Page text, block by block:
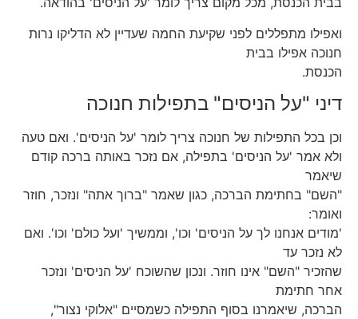
ואפילו מתפללים לפני שקיעת החמה שעדיין לא הדליקו נרות
חנוכה אפילו בבית
הכנסת.
דיני "על הניסים" בתפילות חנוכה
וכן בכל התפילות של חנוכה צריך לומר 'על הניסים'. ואם טעה
ולא אמר 'על הניסים' בתפילה, אם נזכר באותה ברכה קודם
שיאמר
"השם" בחתימת הברכה, כגון שאמר "ברוך אתה" ונזכר, חוזר
ואומר:
'מודים אנחנו לך על הניסים' וכו', וממשיך 'ועל כולם' וכו'. ואם
לא נזכר עד
שהזכיר "השם" אינו חוזר. ונכון שהשוכח 'על הניסים' ונזכר
אחר חתימת
הברכה, שיאמרנו בסוף התפילה כשמסיים "אלוקי נצור",